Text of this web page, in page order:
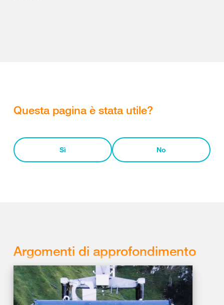
Questa pagina è stata utile?
Sì No
Argomenti di approfondimento